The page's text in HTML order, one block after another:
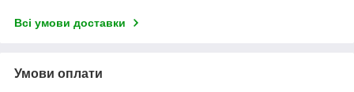
Всі умови доставки
Умови оплати